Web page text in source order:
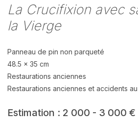
La Crucifixion avec
la Vierge
Panneau de pin non parqueté
48.5 x 35 cm
Restaurations anciennes
Restaurations anciennes et accidents
Estimation : 2 000 - 3 000 €